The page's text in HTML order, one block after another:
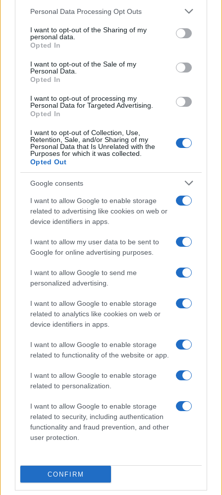
This information may also be disclosed by us to third parties
disclose it to other third parties.
Please note that this website/app uses one or more Google
services and may gather and store information including but
not limited to your visit or usage behaviour. You may click to
grant or deny consent to Google and its third-party tags to
consent section.
Personal Data Processing Opt Outs
I want to opt-out of the Sharing of my
personal data.
Opted In
I want to opt-out of the Sale of my
Personal Data.
Opted In
I want to opt-out of processing my
Personal Data for Targeted Advertising.
Opted In
I want to opt-out of Collection, Use,
Retention, Sale, and/or Sharing of my
Personal Data that Is Unrelated with the
Purposes for which it was collected.
Opted Out
Google consents
I want to allow Google to enable storage
related to advertising like cookies on web or
device identifiers in apps.
I want to allow my user data to be sent to
Google for online advertising purposes.
I want to allow Google to send me
personalized advertising.
I want to allow Google to enable storage
related to analytics like cookies on web or
device identifiers in apps.
I want to allow Google to enable storage
related to functionality of the website or app.
I want to allow Google to enable storage
related to personalization.
I want to allow Google to enable storage
related to security, including authentication
functionality and fraud prevention, and other
user protection.
CONFIRM
CHI SIAMO CONTATTI PUBBLICITÀ LAVORA CON NOI
OTTO CHANNEL
Iscritto al Registro degli Operatori di Comunicazione n. 37512
© Riproduzione Riservata – Ne è consentita esclusivamente una
riproduzione parziale con citazione della fonte corretta